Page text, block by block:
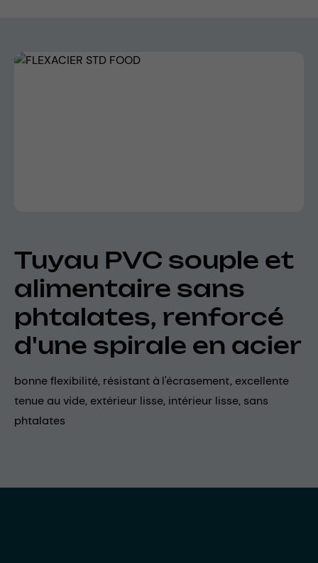
Skip image gallery
Tuyau PVC souple et
alimentaire sans
phtalates, renforcé
d'une spirale en acier
bonne flexibilité, résistant à l'écrasement, excellente
tenue au vide, extérieur lisse, intérieur lisse, sans
phtalates